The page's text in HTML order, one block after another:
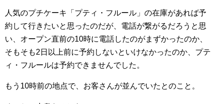
人気のプチケーキ「プティ・フルール」の在庫があれば予
約して行きたいと思ったのだが、電話が繋がるだろうと思
い、オープン直前の10時に電話したのがまずかったのか、
そもそも2日以上前に予約しないといけなかったのか、プテ
ィ・フルールは予約できませんでした。
もう10時前の地点で、お客さんが並んでいたとのこと。